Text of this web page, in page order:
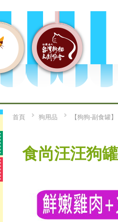
首頁 狗用品 【狗狗-副食罐】
食尚汪汪狗